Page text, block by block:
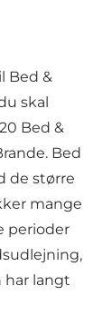
Bed &
skal
Bed &
Bed
de større
mange
perioder
har langt